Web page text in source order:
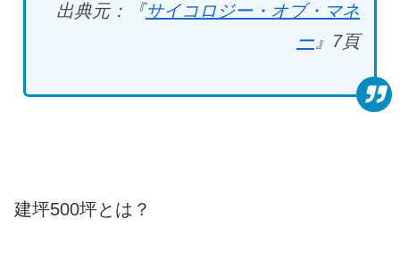
出典元：『サイコロジー・オブ・マネ
ー』7頁
建坪500坪とは？